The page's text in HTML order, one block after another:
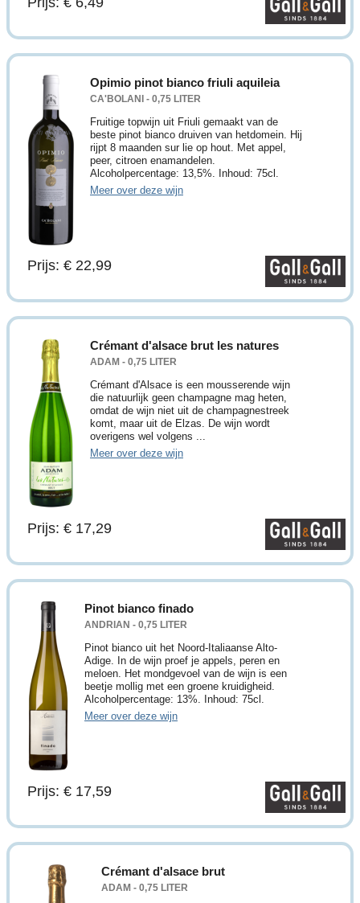
Opimio pinot bianco friuli aquileia
CA'BOLANI - 0,75 LITER
Fruitige topwijn uit Friuli gemaakt van de
beste pinot bianco druiven van hetdomein. Hij
rijpt 8 maanden sur lie op hout. Met appel,
peer, citroen enamandelen.
Alcoholpercentage: 13,5%. Inhoud: 75cl.
Meer over deze wijn
Prijs: € 22,99
Crémant d'alsace brut les natures
ADAM - 0,75 LITER
Crémant d'Alsace is een mousserende wijn
die natuurlijk geen champagne mag heten,
omdat de wijn niet uit de champagnestreek
komt, maar uit de Elzas. De wijn wordt
overigens wel volgens ...
Meer over deze wijn
Prijs: € 17,29
Pinot bianco finado
ANDRIAN - 0,75 LITER
Pinot bianco uit het Noord-Italiaanse Alto-
Adige. In de wijn proef je appels, peren en
meloen. Het mondgevoel van de wijn is een
beetje mollig met een groene kruidigheid.
Alcoholpercentage: 13%. Inhoud: 75cl.
Meer over deze wijn
Prijs: € 17,59
Crémant d'alsace brut
ADAM - 0,75 LITER